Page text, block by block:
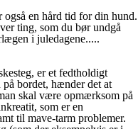
en hård tid for din hund.
ting, som du bør undgå
i juledagene.....
er et fedtholdigt
bordet, hænder det at
skal være opmærksom på
som er en
til mave-tarm problemer.